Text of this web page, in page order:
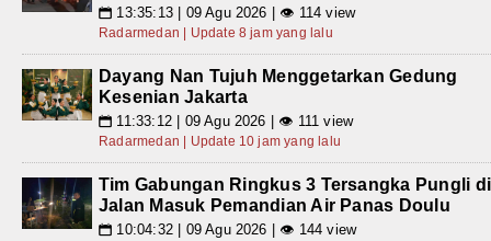
📅 13:35:13 | 09 Agu 2026 | 👁 114 view
Radarmedan | Update 8 jam yang lalu
Dayang Nan Tujuh Menggetarkan Gedung
Kesenian Jakarta
📅 11:33:12 | 09 Agu 2026 | 👁 111 view
Radarmedan | Update 10 jam yang lalu
Tim Gabungan Ringkus 3 Tersangka Pungli di
Jalan Masuk Pemandian Air Panas Doulu
📅 10:04:32 | 09 Agu 2026 | 👁 144 view